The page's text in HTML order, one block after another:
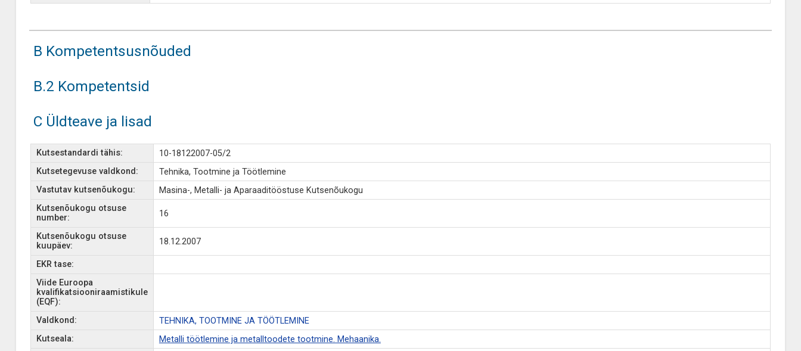
B Kompetentsusnõuded
B.2 Kompetentsid
C Üldteave ja lisad
Kutsestandardi tähis:
10-18122007-05/2
Kutsetegevuse valdkond:
Tehnika, Tootmine ja Töötlemine
Vastutav kutsenõukogu:
Masina-, Metalli- ja Aparaaditööstuse Kutsenõukogu
Kutsenõukogu otsuse
number:
16
Kutsenõukogu otsuse
kuupäev:
18.12.2007
EKR tase:
Viide Euroopa
kvalifikatsiooniraamistikule
(EQF):
Valdkond:
TEHNIKA, TOOTMINE JA TÖÖTLEMINE
Kutseala:
Metalli töötlemine ja metalltoodete tootmine. Mehaanika.